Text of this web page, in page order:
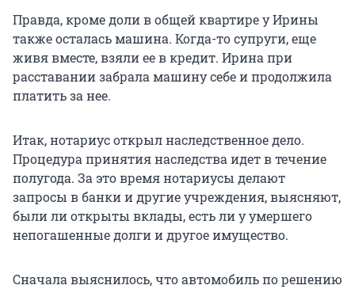
Правда, кроме доли в общей квартире у Ирины
также осталась машина. Когда-то супруги, еще
живя вместе, взяли ее в кредит. Ирина при
расставании забрала машину себе и продолжила
платить за нее.
Итак, нотариус открыл наследственное дело.
Процедура принятия наследства идет в течение
полугода. За это время нотариусы делают
запросы в банки и другие учреждения, выясняют,
были ли открыты вклады, есть ли у умершего
непогашенные долги и другое имущество.
Сначала выяснилось, что автомобиль по решению